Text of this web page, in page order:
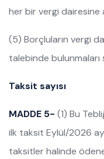
her bir vergi dairesine
(5) Borçluların vergi
talebinde bulunmaları
Taksit sayısı
MADDE 5- (1) Bu
ilk taksit Eylül/2026
taksitler halinde